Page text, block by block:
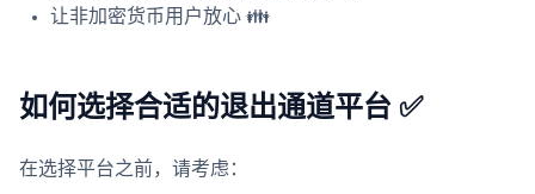
让非加密货币用户放心 👪
如何选择合适的退出通道平台 ✅
在选择平台之前，请考虑：